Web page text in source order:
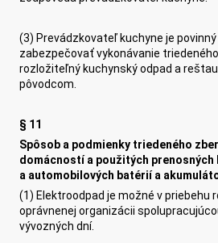
(3) Prevádzkovateľ kuchyne je
zabezpečovať vykonávanie
rozložiteľný kuchynský odpad a
pôvodcom.
§ 11
Spôsob a podmienky triedeného
domácností a použitých
a automobilových batérií a
(1) Elektroodpad je možné v priebehu
oprávnenej organizácii
vývozných dní.